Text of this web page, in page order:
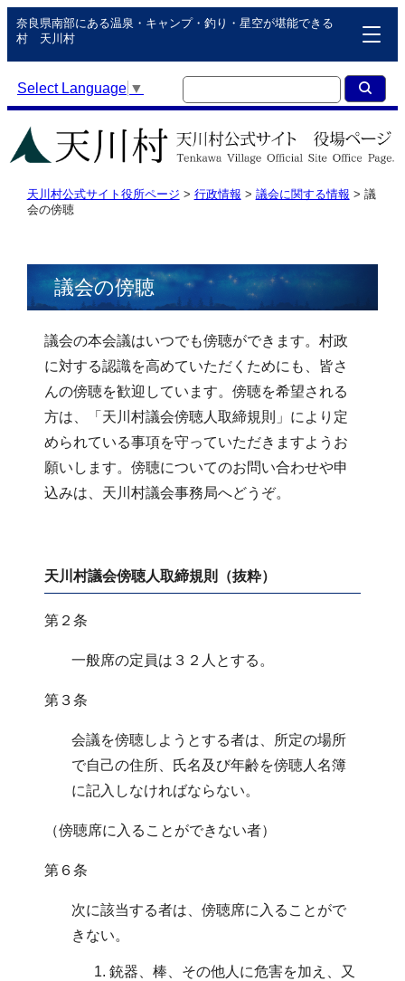
奈良県南部にある温泉・キャンプ・釣り・星空が堪能できる
村 天川村
Select Language ▼
天川村公式サイト役所ページ > 行政情報 > 議会に関する情報 > 議
会の傍聴
議会の傍聴
議会の本会議はいつでも傍聴ができます。村政
に対する認識を高めていただくためにも、皆さ
んの傍聴を歓迎しています。傍聴を希望される
方は、「天川村議会傍聴人取締規則」により定
められている事項を守っていただきますようお
願いします。傍聴についてのお問い合わせや申
込みは、天川村議会事務局へどうぞ。
天川村議会傍聴人取締規則（抜粋）
第２条
一般席の定員は３２人とする。
第３条
会議を傍聴しようとする者は、所定の場所
で自己の住所、氏名及び年齢を傍聴人名簿
に記入しなければならない。
（傍聴席に入ることができない者）
第６条
次に該当する者は、傍聴席に入ることがで
きない。
銃器、棒、その他人に危害を加え、又